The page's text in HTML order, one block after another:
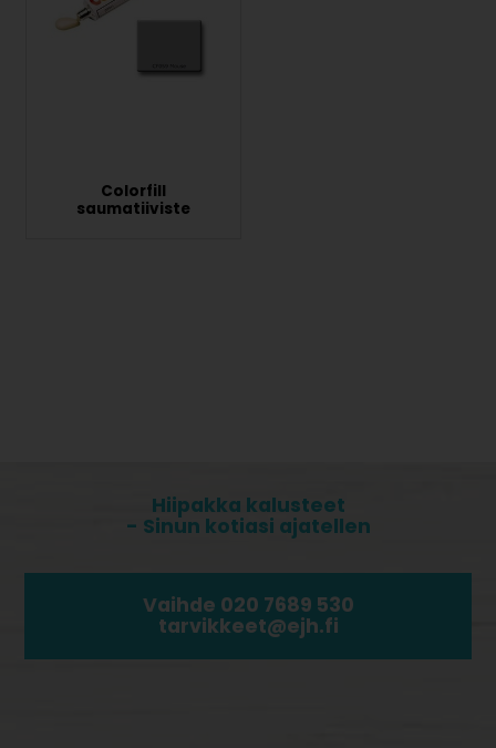
Colorfill
saumatiiviste
Hiipakka kalusteet
- Sinun kotiasi ajatellen
Vaihde 020 7689 530
tarvikkeet@ejh.fi